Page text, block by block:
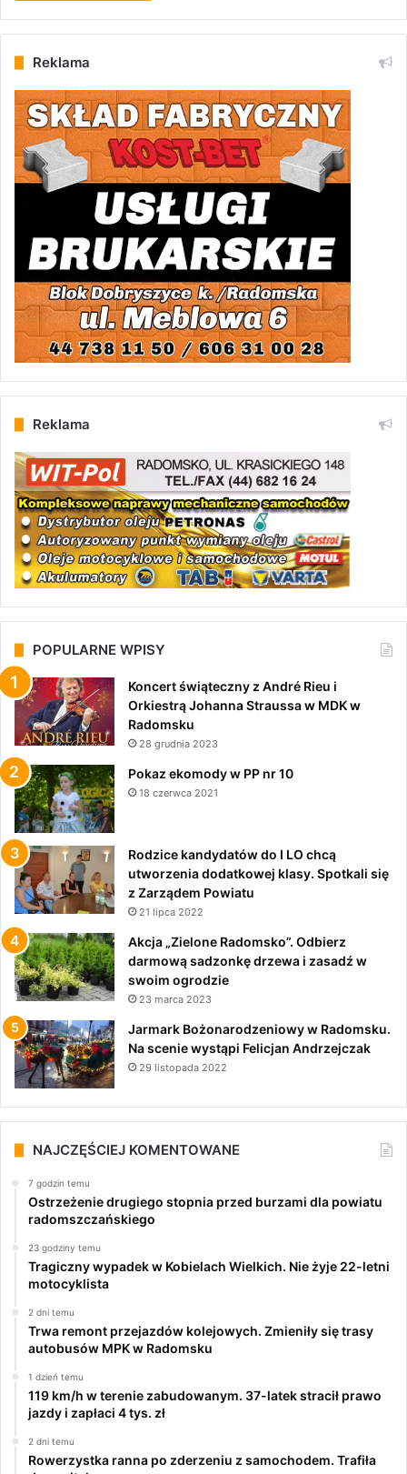
Reklama
Reklama
POPULARNE WPISY
Koncert świąteczny z André Rieu i
Orkiestrą Johanna Straussa w MDK w
Radomsku
28 grudnia 2023
Pokaz ekomody w PP nr 10
18 czerwca 2021
Rodzice kandydatów do I LO chcą
utworzenia dodatkowej klasy. Spotkali się
z Zarządem Powiatu
21 lipca 2022
Akcja „Zielone Radomsko”. Odbierz
darmową sadzonkę drzewa i zasadź w
swoim ogrodzie
23 marca 2023
Jarmark Bożonarodzeniowy w Radomsku.
Na scenie wystąpi Felicjan Andrzejczak
29 listopada 2022
NAJCZĘŚCIEJ KOMENTOWANE
7 godzin temu
Ostrzeżenie drugiego stopnia przed burzami dla powiatu
radomszczańskiego
23 godziny temu
Tragiczny wypadek w Kobielach Wielkich. Nie żyje 22-letni
motocyklista
2 dni temu
Trwa remont przejazdów kolejowych. Zmieniły się trasy
autobusów MPK w Radomsku
1 dzień temu
119 km/h w terenie zabudowanym. 37-latek stracił prawo
jazdy i zapłaci 4 tys. zł
2 dni temu
Rowerzystka ranna po zderzeniu z samochodem. Trafiła